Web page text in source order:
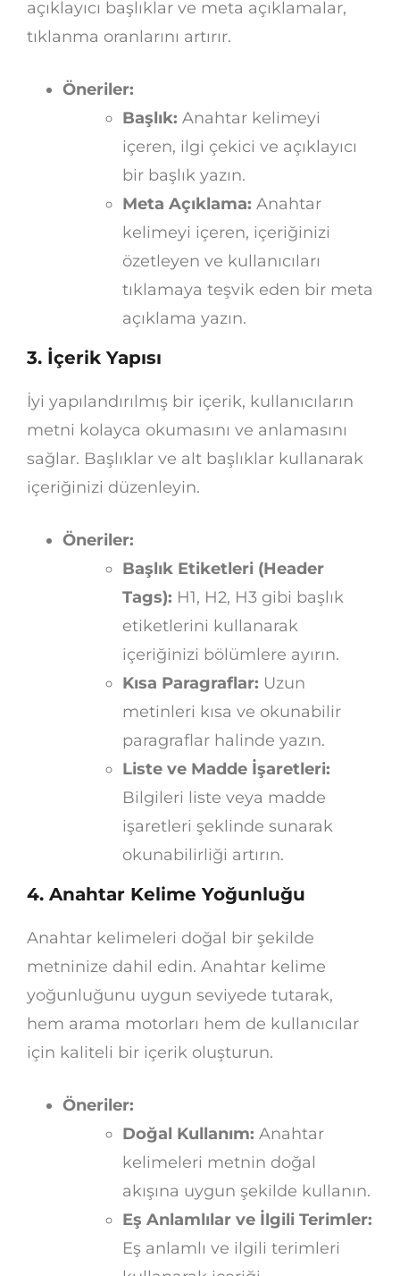
açıklayıcı başlıklar ve meta açıklamalar,
tıklanma oranlarını artırır.
Öneriler:
Başlık: Anahtar kelimeyi
içeren, ilgi çekici ve açıklayıcı
bir başlık yazın.
Meta Açıklama: Anahtar
kelimeyi içeren, içeriğinizi
özetleyen ve kullanıcıları
tıklamaya teşvik eden bir meta
açıklama yazın.
3. İçerik Yapısı
İyi yapılandırılmış bir içerik, kullanıcıların
metni kolayca okumasını ve anlamasını
sağlar. Başlıklar ve alt başlıklar kullanarak
içeriğinizi düzenleyin.
Öneriler:
Başlık Etiketleri (Header
Tags): H1, H2, H3 gibi başlık
etiketlerini kullanarak
içeriğinizi bölümlere ayırın.
Kısa Paragraflar: Uzun
metinleri kısa ve okunabilir
paragraflar halinde yazın.
Liste ve Madde İşaretleri:
Bilgileri liste veya madde
işaretleri şeklinde sunarak
okunabilirliği artırın.
4. Anahtar Kelime Yoğunluğu
Anahtar kelimeleri doğal bir şekilde
metninize dahil edin. Anahtar kelime
yoğunluğunu uygun seviyede tutarak,
hem arama motorları hem de kullanıcılar
için kaliteli bir içerik oluşturun.
Öneriler:
Doğal Kullanım: Anahtar
kelimeleri metnin doğal
akışına uygun şekilde kullanın.
Eş Anlamlılar ve İlgili Terimler:
Eş anlamlı ve ilgili terimleri